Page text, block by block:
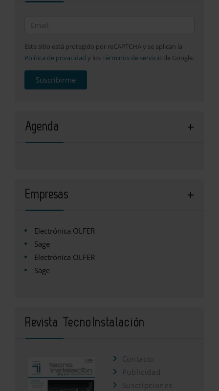
Este sitio está protegido por reCAPTCHA y se aplican la
Política de privacidad y los Términos de servicio de Google.
Suscribirme
Agenda
Empresas
Electrónica OLFER
Sage
Electrónica OLFER
Sage
Revista TecnoInstalación
Contacto
Publicidad
Suscripciones